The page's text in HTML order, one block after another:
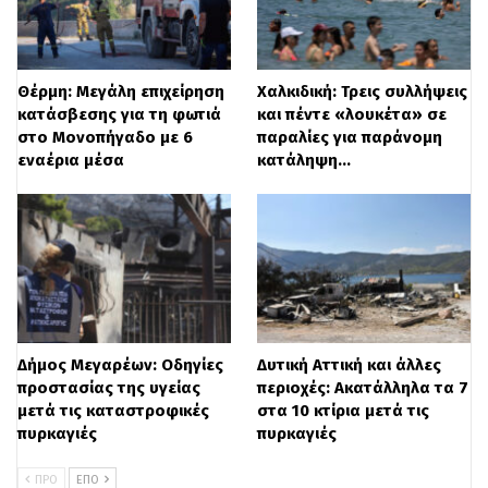
– επικίνδυνες καταιγίδες προς τα βόρεια..
Καλλιάνος: Καύσωνας 4-5 ημερών
Σύμφωνα με τον
Γιάννη Καλλιάνο, μέχρι
παραμείνει υψηλή, κυμαινόμενη μεταξύ
35 και 38 βαθμών Κελσίου. Από την
Κυριακή, όμως, ξεκινά νέος — και
εντονότερος — καύσωνας, που αναμένεται
να διαρκέσει τέσσερις έως πέντε ημέρες,
φτάνοντας μέχρι και την Τετάρτη ή
Πέμπτη.
Θέρμη: Μεγάλη επιχείρηση
κατάσβεσης για τη φωτιά
στο Μονοπήγαδο με 6
εναέρια μέσα
Χαλκιδική: Τρεις συλλήψεις
και πέντε «λουκέτα» σε
παραλίες για παράνομη
κατάληψη…
Δήμος Μεγαρέων: Οδηγίες
προστασίας της υγείας
μετά τις καταστροφικές
πυρκαγιές
Δυτική Αττική και άλλες
περιοχές: Ακατάλληλα τα 7
στα 10 κτίρια μετά τις
πυρκαγιές
ΠΡΟ ΕΠΌ